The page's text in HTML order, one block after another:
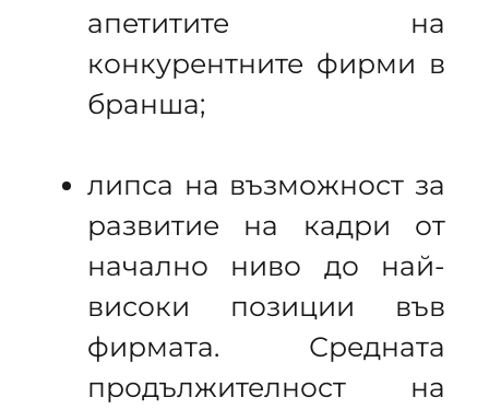
апетитите на
конкурентните фирми в
бранша;
липса на възможност за
развитие на кадри от
начално ниво до най-
високи позиции във
фирмата. Средната
продължителност на